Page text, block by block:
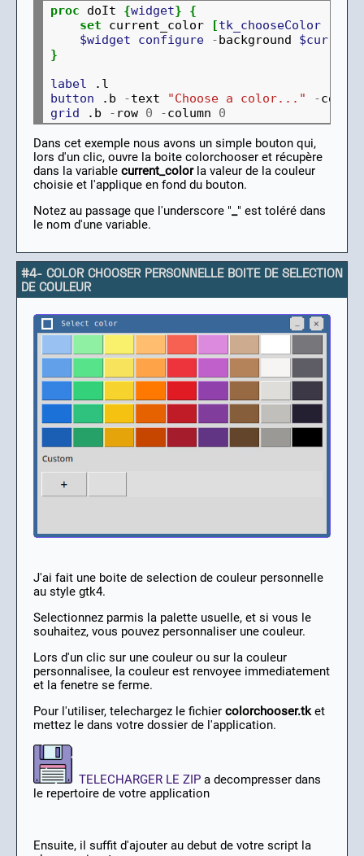
proc doIt {widget}
{
set current_color [tk_chooseColor
$widget
configure - background
}
label
button .b -text "Choose a color..." -
grid
.b - row 0 -column 0
Dans cet exemple nous avons un simple bouton qui,
lors d'un clic, ouvre la boite colorchooser et récupère
dans la variable current_colorla valeur de la couleur
choisie et l'applique en fond du bouton.
Notez au passage que l'underscore "_" est toléré dans
le nom d'une variable.
#4- COLOR CHOOSER PERSONNELLE BOITE DE SELECTION
DE COULEUR
J'ai fait une boite de selection de couleur personnelle
au style gtk4.
Selectionnez parmis la palette usuelle, et si vous le
souhaitez, vous pouvez personnaliser une couleur.
Lors d'un clic sur une couleur ou sur la couleur
personnalisee, la couleur est renvoyee immediatement
et la fenetre se ferme.
Pour l'utiliser, telechargez le fichier colorchooser.tket
mettez le dans votre dossier de l'application.
TELECHARGER LE ZIP a decompresser dans
le repertoire de votre application
Ensuite, il suffit d'ajouter au debut de votre script la